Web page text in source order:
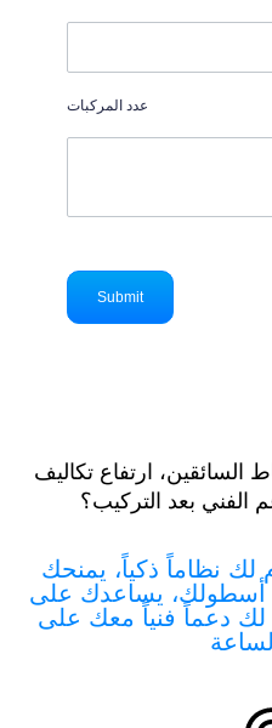
عدد المركبات
ارتفاع تكاليف
الفني بعد التركيب؟
نظاماً ذكياً، يمنحك
أسطولك، يساعدك على
دعماً فنياً معك على